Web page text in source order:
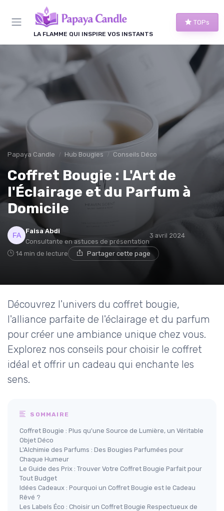
LA FLAMME QUI INSPIRE VOS INSTANTS
TOPs
Papaya Candle Hub Bougies Conseils Déco
Coffret Bougie : L'Art de
l'Éclairage et du Parfum à
Domicile
Faisa Abdi
Consultante en astuces de présentation
3 avril 2024
14 min de lecture Partager cette page
Découvrez l'univers du coffret bougie,
l'alliance parfaite de l'éclairage et du parfum
pour créer une ambiance unique chez vous.
Explorez nos conseils pour choisir le coffret
idéal et offrir un cadeau qui enchante les
sens.
SOMMAIRE
Coffret Bougie : Plus qu'une Source de Lumière, un Véritable
Objet Déco
L'Alchimie des Parfums : Des Bougies Parfumées pour
Chaque Humeur
Le Guide des Prix : Trouver Votre Coffret Bougie Parfait pour
Tout Budget
Idées Cadeaux : Pourquoi un Coffret Bougie est le Cadeau
Rêvé ?
Les Labels Éco : Choisir un Coffret Bougie Respectueux de
Panneau de gestion des cookies